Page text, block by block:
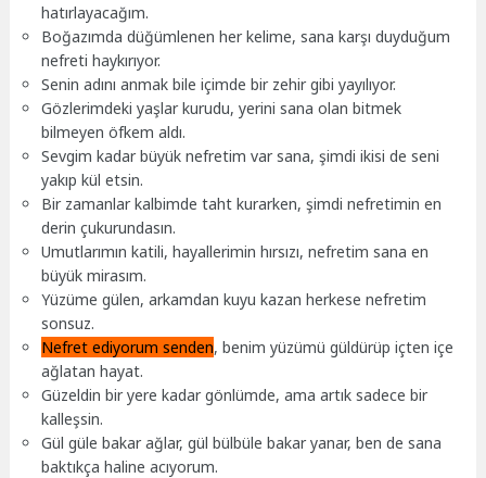
hatırlayacağım.
Boğazımda düğümlenen her kelime, sana karşı duyduğum
nefreti haykırıyor.
Senin adını anmak bile içimde bir zehir gibi yayılıyor.
Gözlerimdeki yaşlar kurudu, yerini sana olan bitmek
bilmeyen öfkem aldı.
Sevgim kadar büyük nefretim var sana, şimdi ikisi de seni
yakıp kül etsin.
Bir zamanlar kalbimde taht kurarken, şimdi nefretimin en
derin çukurundasın.
Umutlarımın katili, hayallerimin hırsızı, nefretim sana en
büyük mirasım.
Yüzüme gülen, arkamdan kuyu kazan herkese nefretim
sonsuz.
Nefret ediyorum senden, benim yüzümü güldürüp içten içe
ağlatan hayat.
Güzeldin bir yere kadar gönlümde, ama artık sadece bir
kalleşsin.
Gül güle bakar ağlar, gül bülbüle bakar yanar, ben de sana
baktıkça haline acıyorum.